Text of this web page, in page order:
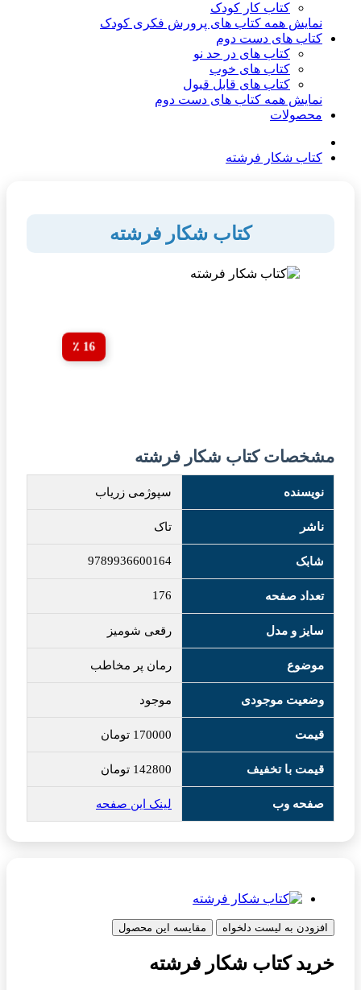
کتاب کار کودک
نمایش همه کتاب های پرورش فکری کودک
کتاب های دست دوم
کتاب های در حد نو
کتاب های خوب
کتاب های قابل قبول
نمایش همه کتاب های دست دوم
محصولات
کتاب شکار فرشته
کتاب شکار فرشته
16 ٪
مشخصات کتاب شکار فرشته
نویسنده سپوژمی زریاب
ناشر تاک
شابک 9789936600164
تعداد صفحه 176
سایز و مدل رقعی شومیز
موضوع رمان پر مخاطب
وضعیت موجودی موجود
قیمت 170000 تومان
قیمت با تخفیف 142800 تومان
صفحه وب لینک این صفحه
افزودن به لیست دلخواه مقایسه این محصول
خرید کتاب شکار فرشته